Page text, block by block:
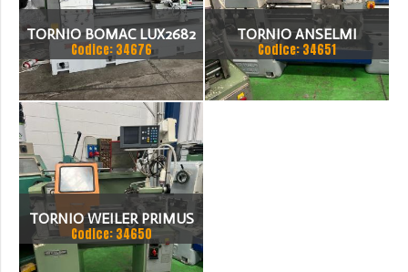
TORNIO BOMAC LUX2682
Codice: 34676
TORNIO ANSELMI
Codice: 34651
TORNIO WEILER PRIMUS
Codice: 34650